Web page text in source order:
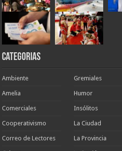
Categorias
Ambiente
Amelia
Comerciales
Cooperativismo
Correo de Lectores
Gremiales
Humor
Insólitos
La Ciudad
La Provincia